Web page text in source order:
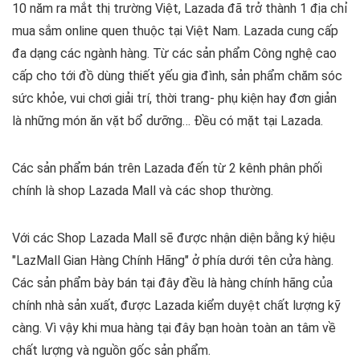
10 năm ra mắt thị trường Việt, Lazada đã trở thành 1 địa chỉ
mua sắm online quen thuộc tại Việt Nam. Lazada cung cấp
đa dạng các ngành hàng. Từ các sản phẩm Công nghệ cao
cấp cho tới đồ dùng thiết yếu gia đình, sản phẩm chăm sóc
sức khỏe, vui chơi giải trí, thời trang- phụ kiện hay đơn giản
là những món ăn vặt bổ dưỡng… Đều có mặt tại Lazada.
Các sản phẩm bán trên Lazada đến từ 2 kênh phân phối
chính là shop Lazada Mall và các shop thường.
Với các Shop Lazada Mall sẽ được nhận diện bằng ký hiệu
"LazMall Gian Hàng Chính Hãng" ở phía dưới tên cửa hàng.
Các sản phẩm bày bán tại đây đều là hàng chính hãng của
chính nhà sản xuất, được Lazada kiểm duyệt chất lượng kỹ
càng. Vì vậy khi mua hàng tại đây bạn hoàn toàn an tâm về
chất lượng và nguồn gốc sản phẩm.